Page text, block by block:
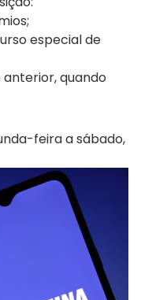
especial de
quando
feira a sábado,